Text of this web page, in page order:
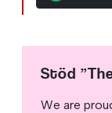
Stöd
We are